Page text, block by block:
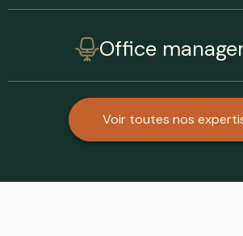
Office
Voir toutes nos